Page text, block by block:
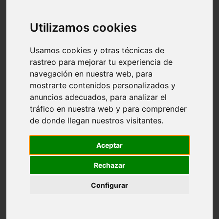
Utilizamos cookies
Usamos cookies y otras técnicas de
rastreo para mejorar tu experiencia de
navegación en nuestra web, para
mostrarte contenidos personalizados y
anuncios adecuados, para analizar el
tráfico en nuestra web y para comprender
de donde llegan nuestros visitantes.
Aceptar
Rechazar
Configurar
protagonistas
reptiles
adopci n
higiene
snacks
acuario
comercios
estanques
viajar
cr a
especies invasoras